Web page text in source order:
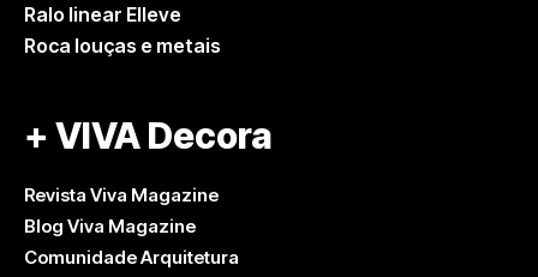
Ralo linear Elleve
Roca louças e metais
+ VIVA Decora
Revista Viva Magazine
Blog Viva Magazine
Comunidade Arquitetura